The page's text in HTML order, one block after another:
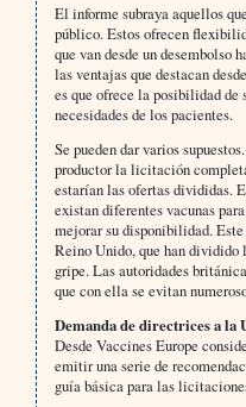
El informe subraya aquellos
público. Estos ofrecen
que van desde un desembolso
las ventajas que destacan
es que ofrece la posibilidad de
necesidades de los pacientes.
Se pueden dar varios
productor la licitación
estarían las ofertas divididas.
existan diferentes vacunas
mejorar su disponibilidad.
Reino Unido, que han
gripe. Las autoridades
que con ella se evitan
Demanda de directrices a la
Desde Vaccines Europe
emitir una serie de
guía básica para las